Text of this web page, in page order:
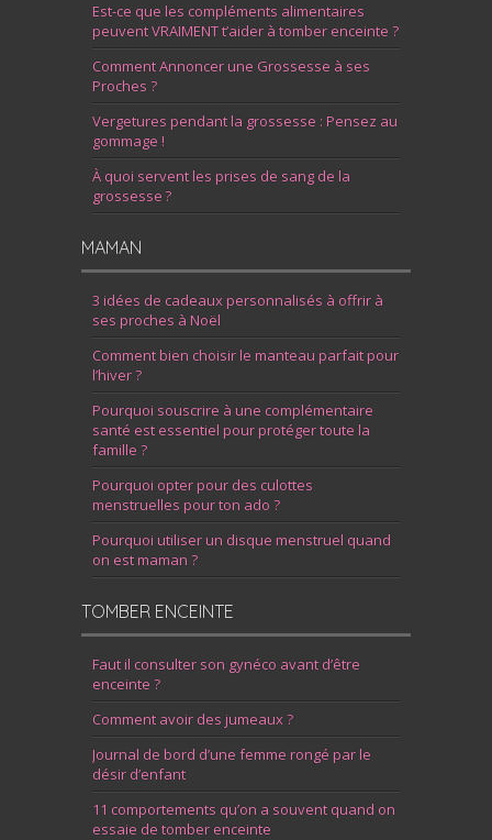
Est-ce que les compléments alimentaires
peuvent VRAIMENT t’aider à tomber enceinte ?
Comment Annoncer une Grossesse à ses
Proches ?
Vergetures pendant la grossesse : Pensez au
gommage !
À quoi servent les prises de sang de la
grossesse ?
MAMAN
3 idées de cadeaux personnalisés à offrir à
ses proches à Noël
Comment bien choisir le manteau parfait pour
l’hiver ?
Pourquoi souscrire à une complémentaire
santé est essentiel pour protéger toute la
famille ?
Pourquoi opter pour des culottes
menstruelles pour ton ado ?
Pourquoi utiliser un disque menstruel quand
on est maman ?
TOMBER ENCEINTE
Faut il consulter son gynéco avant d’être
enceinte ?
Comment avoir des jumeaux ?
Journal de bord d’une femme rongé par le
désir d’enfant
11 comportements qu’on a souvent quand on
essaie de tomber enceinte